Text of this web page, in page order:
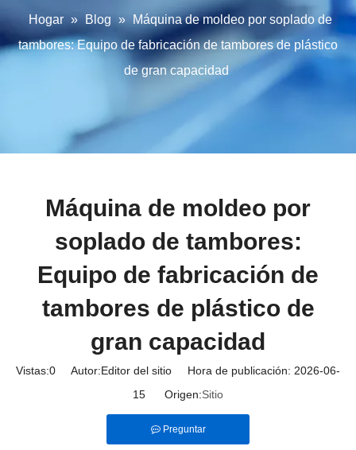
Hogar » Blog »
Máquina de moldeo por soplado de
tambores: Equipo de fabricación de tambores de plástico
de gran capacidad
Máquina de moldeo por
soplado de tambores:
Equipo de fabricación de
tambores de plástico de
gran capacidad
Vistas:0 Autor:Editor del sitio Hora de publicación: 2026-06-
15 Origen:Sitio
Preguntar